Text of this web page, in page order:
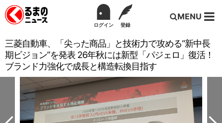
ログイン 登録
MENU
三菱自動車、「尖った商品」と技術力で攻める“新中長
期ビジョン”を発表 26年秋には新型「パジェロ」復活！
ブランド力強化で成長と構造転換目指す